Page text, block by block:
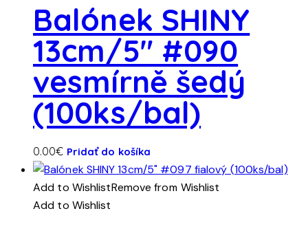
Balónek SHINY
13cm/5″ #090
vesmírně šedý
(100ks/bal)
0.00€ Pridať do košíka
Add to WishlistRemove from Wishlist
Add to Wishlist